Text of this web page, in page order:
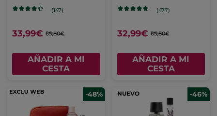
(147)
33,99€ 65,80€
AÑADIR A MI
CESTA
(477)
32,99€ 65,80€
AÑADIR A MI
CESTA
-48% NUEVO -46%